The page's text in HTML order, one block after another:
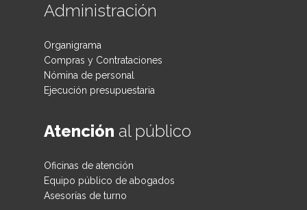
Administración
Organigrama
Compras y Contrataciones
Nómina de personal
Ejecución presupuestaria
Atención al público
Oficinas de atención
Equipo público de abogados
Asesorías de turno